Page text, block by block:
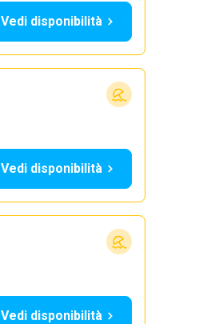
Vedi disponibilità
Vedi disponibilità
Vedi disponibilità